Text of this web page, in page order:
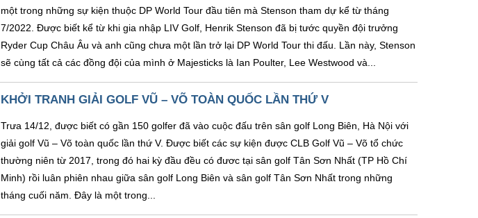
một trong những sự kiện thuộc DP World Tour đầu tiên mà Stenson tham dự kể từ tháng
7/2022. Được biết kể từ khi gia nhập LIV Golf, Henrik Stenson đã bị tước quyền đội trưởng
Ryder Cup Châu Âu và anh cũng chưa một lần trở lại DP World Tour thi đấu. Lần này, Stenson
sẽ cùng tất cả các đồng đội của mình ở Majesticks là Ian Poulter, Lee Westwood và...
KHỞI TRANH GIẢI GOLF VŨ – VÕ TOÀN QUỐC LẦN THỨ V
Trưa 14/12, được biết có gần 150 golfer đã vào cuộc đấu trên sân golf Long Biên, Hà Nội với
giải golf Vũ – Võ toàn quốc lần thứ V. Được biết các sự kiện được CLB Golf Vũ – Võ tổ chức
thường niên từ 2017, trong đó hai kỳ đầu đều có đươc tại sân golf Tân Sơn Nhất (TP Hồ Chí
Minh) rồi luân phiên nhau giữa sân golf Long Biên và sân golf Tân Sơn Nhất trong những
tháng cuối năm. Đây là một trong...